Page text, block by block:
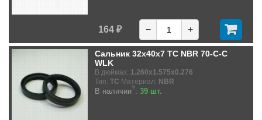
164 ₽ − +
Сальник 32x40x7 TC NBR 70-C-C
WLK
В дюймах: 1.260x1.575x0.276
Тип: TC Материал: NBR
В наличии?: 39 шт.